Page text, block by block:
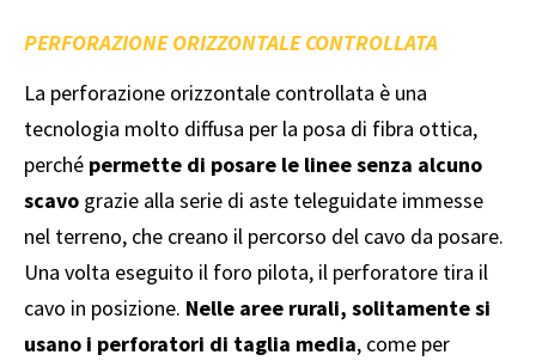
PERFORAZIONE ORIZZONTALE CONTROLLATA
La perforazione orizzontale controllata è una
tecnologia molto diffusa per la posa di fibra ottica,
perché permette di posare le linee senza alcuno
scavo grazie alla serie di aste teleguidate immesse
nel terreno, che creano il percorso del cavo da posare.
Una volta eseguito il foro pilota, il perforatore tira il
cavo in posizione. Nelle aree rurali, solitamente si
usano i perforatori di taglia media, come per